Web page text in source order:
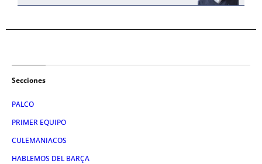
Secciones
PALCO
PRIMER EQUIPO
CULEMANIACOS
HABLEMOS DEL BARÇA